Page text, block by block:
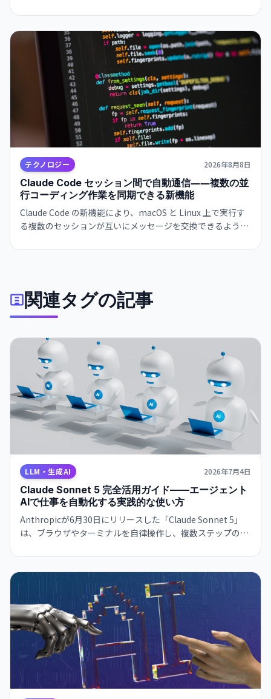
Autodesk Fusion 対応で、従来は何時間もかかっていた作業
が数分に短縮されます。
テクノロジー 2026年8月8日
Claude Code セッション間で自動通信――複数の並
行コーディング作業を同期できる新機能
Claude Code の新機能により、macOS と Linux 上で実行す
る複数のセッションが互いにメッセージを交換できるように
動的に情報共有し、開発ワークフローが大幅に効率化されま
関連タグの記事
LLM・生成AI 2026年7月4日
Claude Sonnet 5 完全活用ガイド——エージェント
AIで仕事を自動化する実践的な使い方
Anthropicが6月30日にリリースした「Claude Sonnet 5」
は、ブラウザやターミナルを自律操作し、複数ステップの業
Opus 4.8に迫る性能をFreeプランから試せる本モデルの実践
的な使い方と、今日から始められる5つのユースケースを徹
底解説する。